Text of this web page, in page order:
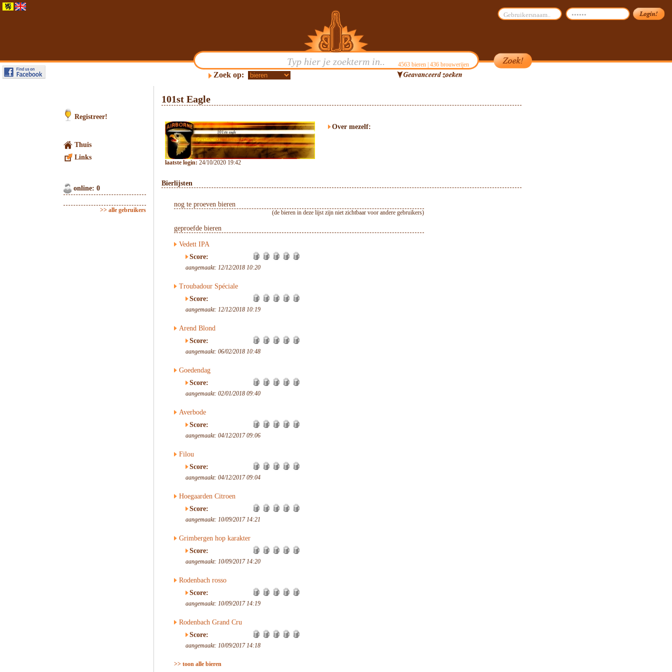
4563bieren | 436brouwerijen
Zoek op:
Registreer!
Thuis
Links
online: 0
>> alle gebruikers
101st Eagle
laatste login: 24/10/2020 19:42
Over mezelf:
Bierlijsten
nog te proeven bieren
(de bieren in deze lijst zijn niet zichtbaar voor andere gebruikers)
geproefde bieren
Vedett IPA
Score:
aangemaakt: 12/12/2018 10:20
Troubadour Spéciale
Score:
aangemaakt: 12/12/2018 10:19
Arend Blond
Score:
aangemaakt: 06/02/2018 10:48
Goedendag
Score:
aangemaakt: 02/01/2018 09:40
Averbode
Score:
aangemaakt: 04/12/2017 09:06
Filou
Score:
aangemaakt: 04/12/2017 09:04
Hoegaarden Citroen
Score:
aangemaakt: 10/09/2017 14:21
Grimbergen hop karakter
Score:
aangemaakt: 10/09/2017 14:20
Rodenbach rosso
Score:
aangemaakt: 10/09/2017 14:19
Rodenbach Grand Cru
Score:
aangemaakt: 10/09/2017 14:18
>> toon alle bieren